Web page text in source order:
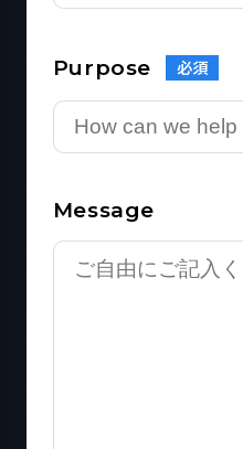
Purpose 必須
Message